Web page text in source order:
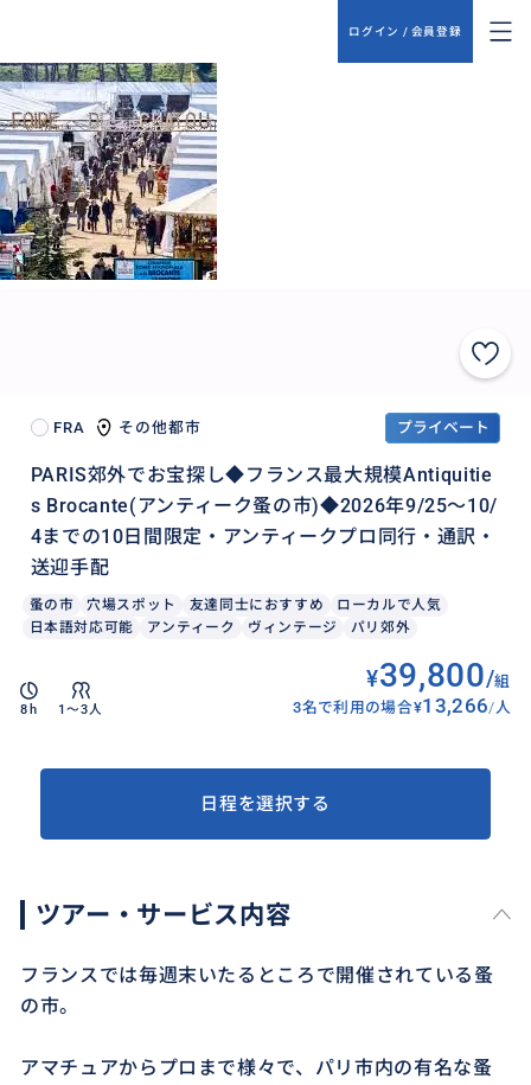
ログイン / 会員登録
FRA その他都市 プライベート
PARIS郊外でお宝探し◆フランス最大規模Antiquitie
s Brocante(アンティーク蚤の市)◆2026年9/25〜10/
4までの10日間限定・アンティークプロ同行・通訳・
送迎手配
蚤の市 穴場スポット 友達同士におすすめ
ローカルで人気
日本語対応可能
アンティーク ヴィンテージ パリ郊外
8h 1〜3人
¥39,800/組
3名で利用の場合¥13,266/人
日程を選択する
ツアー・サービス内容
フランスでは毎週末いたるところで開催されている蚤
の市。
アマチュアからプロまで様々で、パリ市内の有名な蚤